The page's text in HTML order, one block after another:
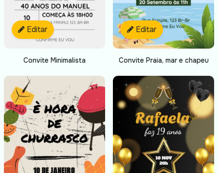
Editar
Convite Minimalista
Editar
Convite Praia, mar e chapeu